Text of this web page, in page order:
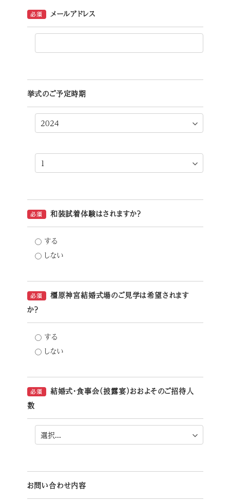
必須 メールアドレス
挙式のご予定時期
必須 和装試着体験はされますか？
する
しない
必須
橿原神宮結婚式場のご見学は希望されます
か？
する
しない
必須
結婚式・食事会（披露宴）おおよそのご招待人
数
お問い合わせ内容